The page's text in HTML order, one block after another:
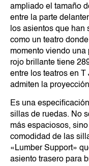
ampliado el tamaño
entre la parte
los asientos que
como un teatro
momento viendo
rojo brillante tiene
entre los teatros en
admiten la
Es una
sillas de ruedas. No
más espaciosos,
comodidad de las
«Lumber Support»
asiento trasero para